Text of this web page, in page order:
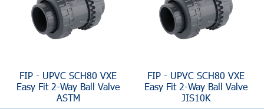
FIP - UPVC SCH80 VXE
Easy Fit 2-Way Ball Valve
ASTM
FIP - UPVC SCH80 VXE
Easy Fit 2-Way Ball Valve
JIS10K